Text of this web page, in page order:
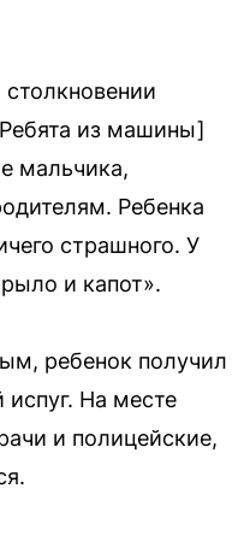
из машины]
мальчика,
Ребенка
страшного. У
и капот».
ребенок получил
На месте
и полицейские,